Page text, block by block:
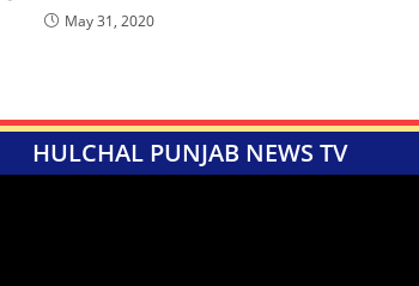
May 31, 2020
HULCHAL PUNJAB NEWS TV